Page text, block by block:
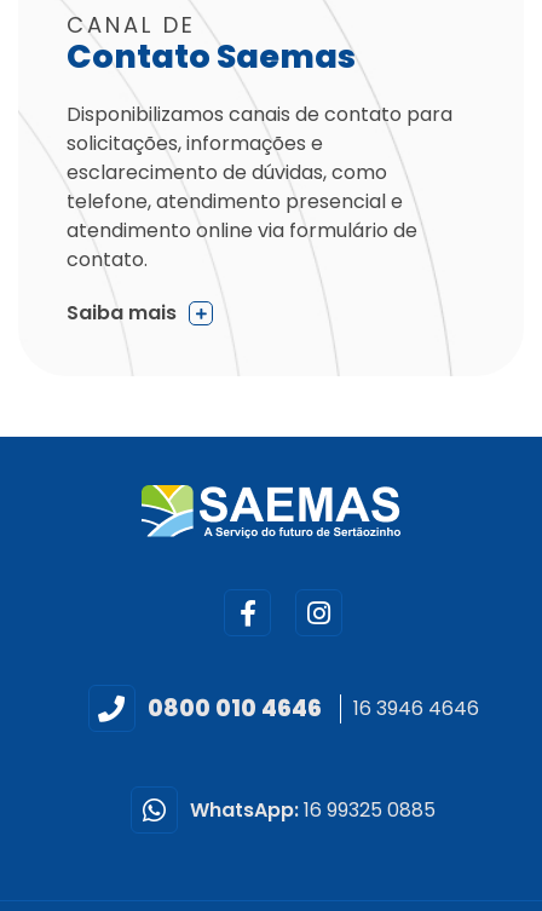
CANAL DE
Contato Saemas
Disponibilizamos canais de contato para
solicitações, informações e
esclarecimento de dúvidas, como
telefone, atendimento presencial e
atendimento online via formulário de
contato.
Saiba mais
0800 010 4646 16 3946 4646
WhatsApp:16 99325 0885